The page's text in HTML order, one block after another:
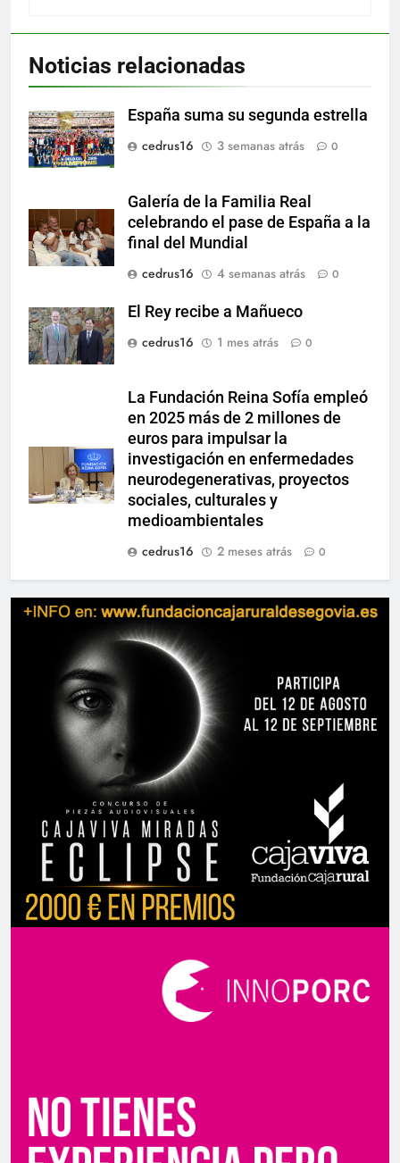
Noticias relacionadas
España suma su segunda estrella
cedrus16
3 semanas atrás 0
Galería de la Familia Real
celebrando el pase de España a la
final del Mundial
cedrus16
4 semanas atrás 0
El Rey recibe a Mañueco
cedrus16
1 mes atrás 0
La Fundación Reina Sofía empleó
en 2025 más de 2 millones de
euros para impulsar la
investigación en enfermedades
neurodegenerativas, proyectos
sociales, culturales y
medioambientales
cedrus16
2 meses atrás 0